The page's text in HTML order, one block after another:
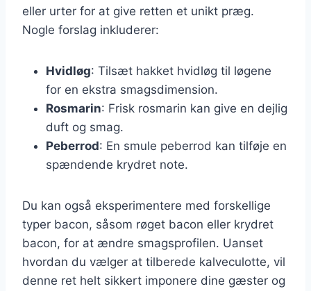
eller urter for at give retten et unikt præg.
Nogle forslag inkluderer:
Hvidløg: Tilsæt hakket hvidløg til løgene
for en ekstra smagsdimension.
Rosmarin: Frisk rosmarin kan give en dejlig
duft og smag.
Peberrod: En smule peberrod kan tilføje en
spændende krydret note.
Du kan også eksperimentere med forskellige
typer bacon, såsom røget bacon eller krydret
bacon, for at ændre smagsprofilen. Uanset
hvordan du vælger at tilberede kalveculotte, vil
denne ret helt sikkert imponere dine gæster og